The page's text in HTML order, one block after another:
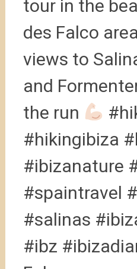
tour in the
des Falco
views to
and
the run
#hikingibiza
#ibizanature
#spaintravel
#salinas
#ibz